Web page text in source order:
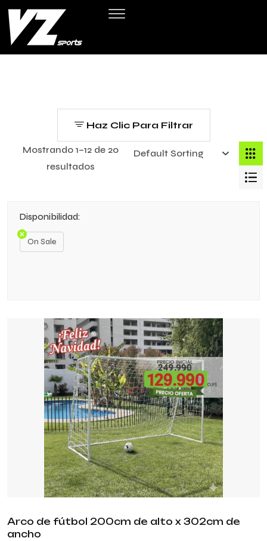
Haz Clic Para Filtrar
Mostrando 1–12 de 20
resultados
Disponibilidad:
On Sale
Arco de fútbol 200cm de alto x 302cm de
ancho